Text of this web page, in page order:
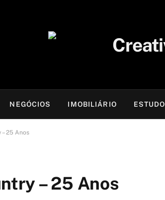
NEGÓCIOS IMOBILIÁRIO ESTUDO
– 25 Anos
– 25 Anos